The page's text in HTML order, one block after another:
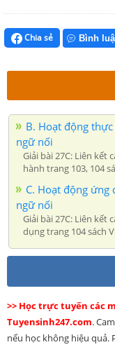
Chia sẻ Bình
B. Hoạt động
ngữ nối
Giải bài 27C: Liên
hành trang 103, 104
C. Hoạt động ứng
ngữ nối
Giải bài 27C: Liên
dụng trang 104 sách
>> Học trực tuyến các
Tuyensinh247.com.
nếu học không hiệu quả.